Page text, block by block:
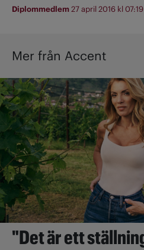
Diplommedlem27 april 2016 kl 07:19
Mer från Accent
"Det är ett